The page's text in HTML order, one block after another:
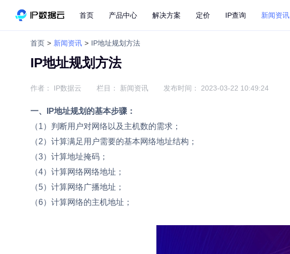
首页 产品中心 解决方案 定价 IP查询 新闻资讯
首页 > 新闻资讯 > IP地址规划方法
IP地址规划方法
作者： IP数据云 栏目： 新闻资讯 发布时间： 2023-03-22 10:49:24
一、IP地址规划的基本步骤：
（1）判断用户对网络以及主机数的需求；
（2）计算满足用户需要的基本网络地址结构；
（3）计算地址掩码；
（4）计算网络网络地址；
（5）计算网络广播地址；
（6）计算网络的主机地址；